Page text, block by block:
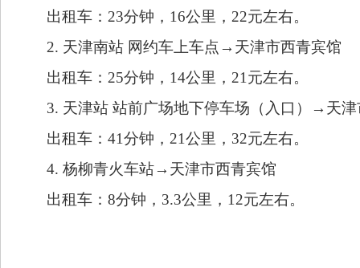
出租车：23分钟，16公里，22元左右。
2. 天津南站 网约车上车点→天津市西青宾馆
出租车：25分钟，14公里，21元左右。
3. 天津站 站前广场地下停车场（入口）→天
出租车：41分钟，21公里，32元左右。
4. 杨柳青火车站→天津市西青宾馆
出租车：8分钟，3.3公里，12元左右。